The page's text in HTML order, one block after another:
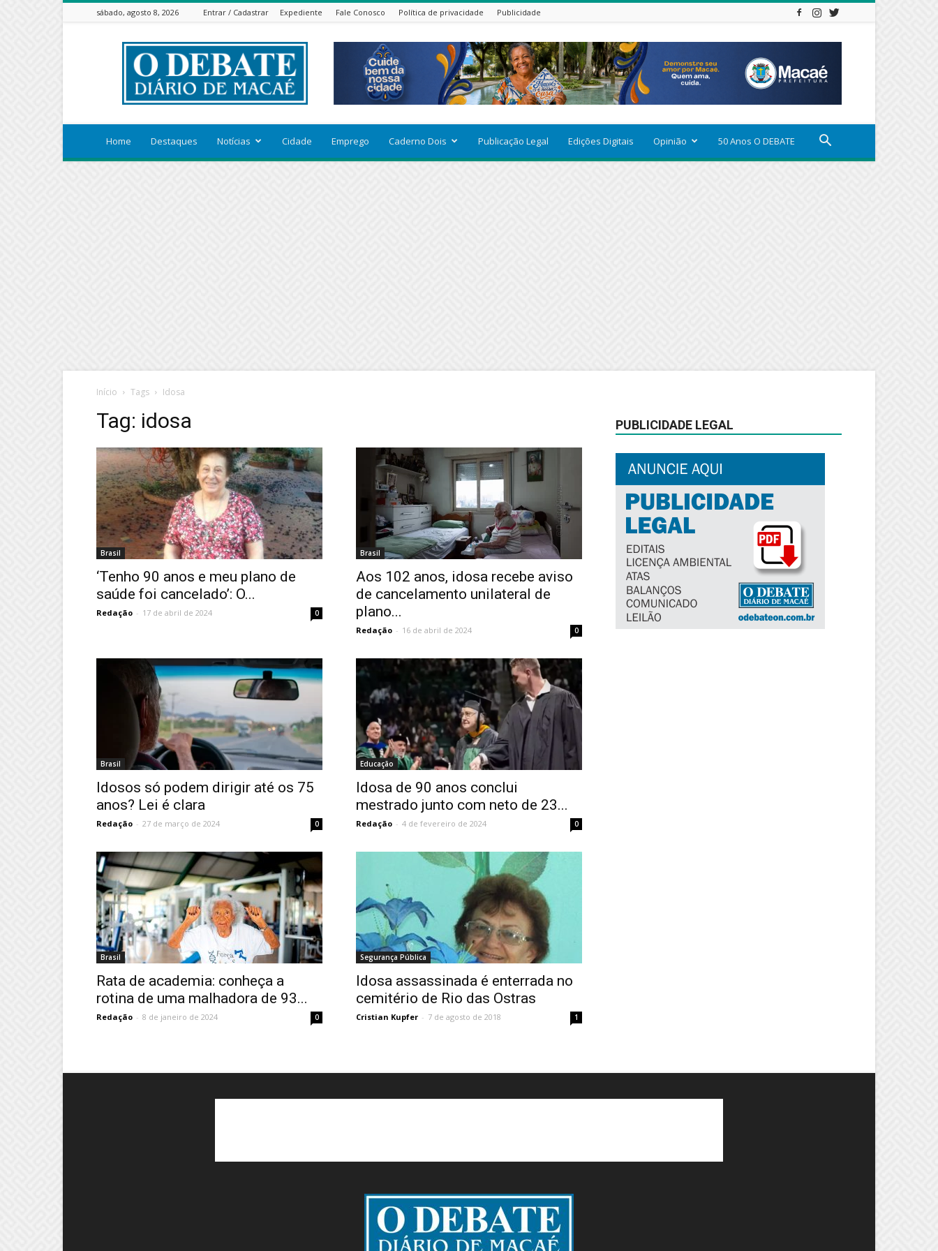
sábado, agosto 8, 2026 Entrar / Cadastrar Expediente Fale Conosco Política de privacidade Publicidade
ODEBATEON
Home Destaques Notícias Cidade Emprego Caderno Dois Publicação Legal Edições Digitais Opinião 50 Anos O DEBATE
Início Tags Idosa
Tag: idosa
Brasil
‘Tenho 90 anos e meu plano de
saúde foi cancelado’: O...
Redação - 17 de abril de 2024 0
Brasil
Aos 102 anos, idosa recebe aviso
de cancelamento unilateral de
plano...
Redação - 16 de abril de 2024 0
Brasil
Idosos só podem dirigir até os 75
anos? Lei é clara
Redação - 27 de março de 2024 0
Educação
Idosa de 90 anos conclui
mestrado junto com neto de 23...
Redação - 4 de fevereiro de 2024 0
Brasil
Rata de academia: conheça a
rotina de uma malhadora de 93...
Redação - 8 de janeiro de 2024 0
Segurança Pública
Idosa assassinada é enterrada no
cemitério de Rio das Ostras
Cristian Kupfer - 7 de agosto de 2018 1
PUBLICIDADE LEGAL